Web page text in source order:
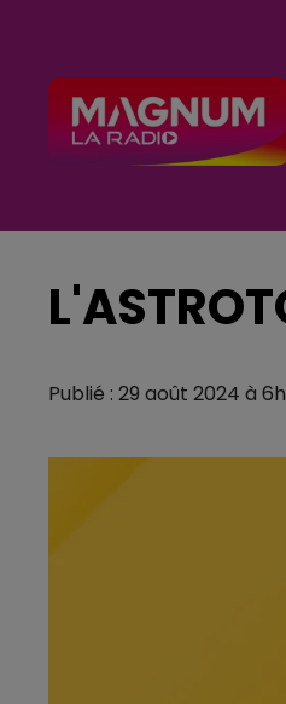
Publié : 29 août 2024 à